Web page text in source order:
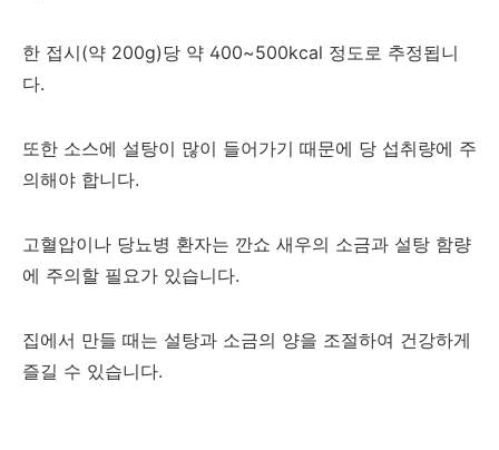
한 접시(약 200g)당 약 400~500kcal 정도로 추정됩니
다.
또한 소스에 설탕이 많이 들어가기 때문에 당 섭취량에 주
의해야 합니다.
고혈압이나 당뇨병 환자는 깐쇼 새우의 소금과 설탕 함량
에 주의할 필요가 있습니다.
집에서 만들 때는 설탕과 소금의 양을 조절하여 건강하게
즐길 수 있습니다.